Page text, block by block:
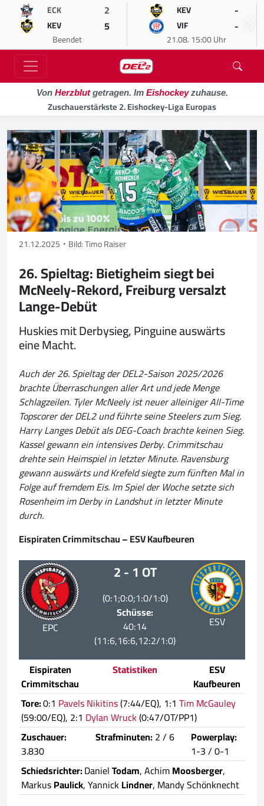
ECK 2
KEV 5
Beendet
KEV -
VIF -
21.08. 15:00 Uhr
Von Herzblutgetragen. Im Eishockeyzuhause.
Zuschauerstärkste 2. Eishockey-Liga Europas
21.12.2025 Bild: Timo Raiser
26. Spieltag: Bietigheim siegt bei
McNeely-Rekord, Freiburg versalzt
Lange-Debüt
Huskies mit Derbysieg, Pinguine auswärts
eine Macht.
Auch der 26. Spieltag der DEL2-Saison 2025/2026
brachte Überraschungen aller Art und jede Menge
Schlagzeilen. Tyler McNeely ist neuer alleiniger All-Time
Topscorer der DEL2 und führte seine Steelers zum Sieg.
Harry Langes Debüt als DEG-Coach brachte keinen Sieg.
Kassel gewann ein intensives Derby. Crimmitschau
drehte sein Heimspiel in letzter Minute. Ravensburg
gewann auswärts und Krefeld siegte zum fünften Mal in
Folge auf fremdem Eis. Im Spiel der Woche setzte sich
Rosenheim im Derby in Landshut in letzter Minute
durch.
Eispiraten Crimmitschau – ESV Kaufbeuren
EPC
2 - 1 OT
(0:1;0:0;1:0/1:0)
Schüsse:
40:14
(11:6,16:6,12:2/1:0)
ESV
Eispiraten
Crimmitschau
Statistiken
ESV
Kaufbeuren
Tore:0:1 Pavels Nikitins(7:44/EQ), 1:1 Tim McGauley
(59:00/EQ), 2:1 Dylan Wruck(0:47/OT/PP1)
Zuschauer:
3.830
Strafminuten: 2 / 6
Powerplay:
1-3 / 0-1
Schiedsrichter:DanielTodam, AchimMoosberger,
MarkusPaulick, YannickLindner, Mandy Schönknecht